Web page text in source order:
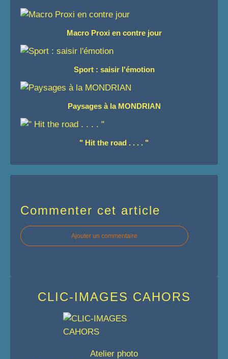
Macro Proxi en contre jour
Sport : saisir l'émotion
Paysages à la MONDRIAN
" Hit the road . . . . "
Commenter cet article
Ajouter un commentaire
CLIC-IMAGES CAHORS
Atelier photo